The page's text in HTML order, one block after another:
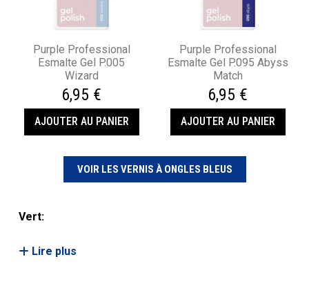
Purple Professional
Esmalte Gel P.005
Wizard
6,95 €
AJOUTER AU PANIER
Purple Professional
Esmalte Gel P.095 Abyss
Match
6,95 €
AJOUTER AU PANIER
VOIR LES VERNIS À ONGLES BLEUS
Vert:
Lire plus